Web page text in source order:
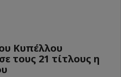
Κυπέλλου
τους 21 τίτλους η